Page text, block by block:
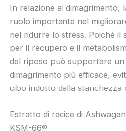
In relazione al dimagrimento,
ruolo importante nel
nel ridurre lo stress. Poiché il
per il recupero e il
del riposo può supportare un
dimagrimento più efficace,
cibo indotto dalla stanchezza
Estratto di radice di
KSM-66®